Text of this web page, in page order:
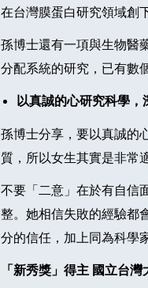
在台灣膜蛋白研究領域創
孫博士還有一項與生物醫
分配系統的研究，已有數
以真誠的心研究科學，
孫博士分享，要以真誠的
質，所以女生其實是非常
不要「二意」在於有自信
整。她相信失敗的經驗都
分的信任，加上同為科學
「新秀獎」得主 國立台